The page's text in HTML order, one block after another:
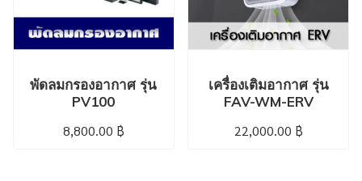
พัดลมกรองอากาศ รุ่น
PV100
8,800.00 ฿
เครื่องเติมอากาศ รุ่น
FAV-WM-ERV
22,000.00 ฿